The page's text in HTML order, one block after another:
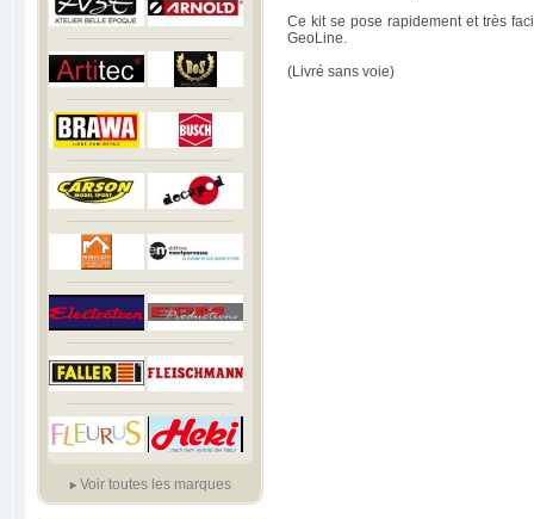
Voir toutes les marques
Ce kit se pose rapidement et très
GeoLine.
(Livré sans voie)